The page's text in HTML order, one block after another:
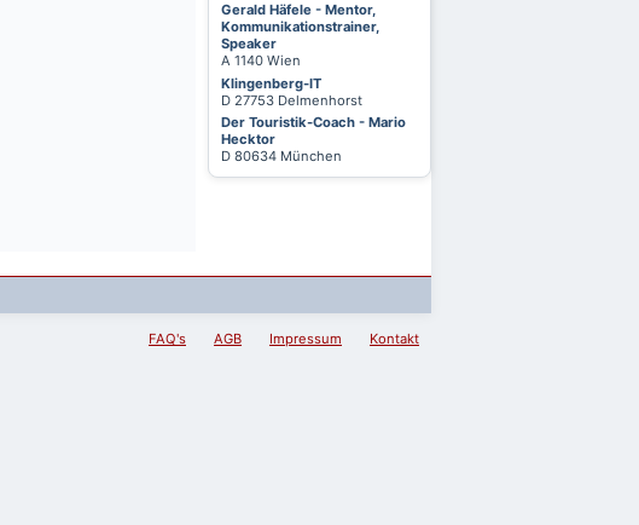
Gerald Häfele - Mentor,
Kommunikationstrainer,
Speaker
A 1140 Wien
Klingenberg-IT
D 27753 Delmenhorst
Der Touristik-Coach - Mario
Hecktor
D 80634 München
FAQ's AGB Impressum Kontakt